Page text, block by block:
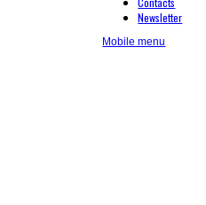
Newsletter
Mobile menu